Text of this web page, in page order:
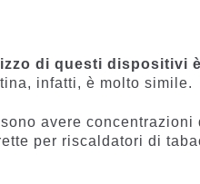
di questi dispositivi
infatti, è molto simile.
avere concentrazioni
per riscaldatori di